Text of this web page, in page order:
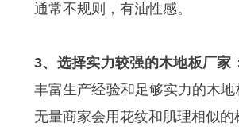
通常不规则，有油性感。
3、选择实力较强的木地板厂家
丰富生产经验和足够实力的木
无量商家会用花纹和肌理相似的